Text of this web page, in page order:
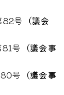
号 （議会
号 （議会事
号 （議会事